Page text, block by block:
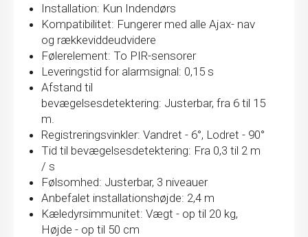
Installation: Kun Indendørs
Kompatibilitet: Fungerer med alle Ajax- nav
og rækkeviddeudvidere
Følerelement: To PIR-sensorer
Leveringstid for alarmsignal: 0,15 s
Afstand til
bevægelsesdetektering: Justerbar, fra 6 til 15
m.
Registreringsvinkler: Vandret - 6°, Lodret - 90°
Tid til bevægelsesdetektering: Fra 0,3 til 2 m
/ s
Følsomhed: Justerbar, 3 niveauer
Anbefalet installationshøjde: 2,4 m
Kæledyrsimmunitet: Vægt - op til 20 kg,
Højde - op til 50 cm